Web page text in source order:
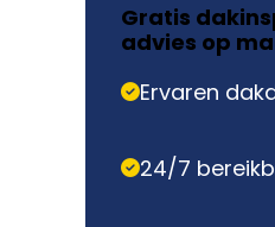
Gratis
advies op
Ervaren
24/7